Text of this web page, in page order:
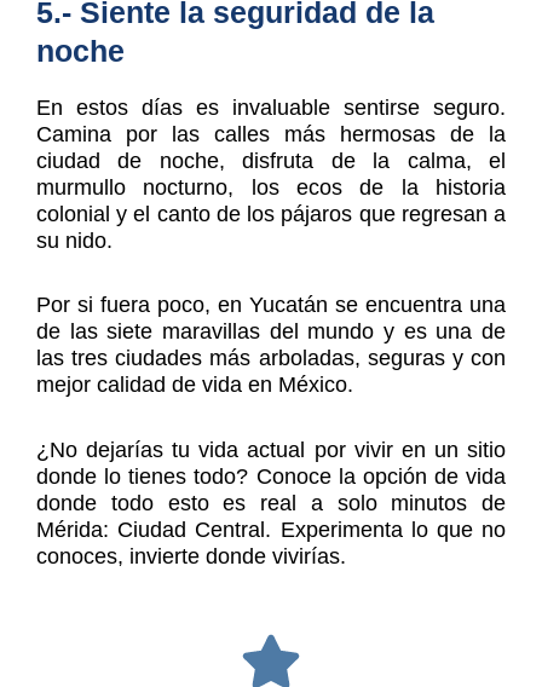
5.- Siente la seguridad de la
noche
En estos días es invaluable sentirse seguro.
Camina por las calles más hermosas de la
ciudad de noche, disfruta de la calma, el
murmullo nocturno, los ecos de la historia
colonial y el canto de los pájaros que regresan a
su nido.
Por si fuera poco, en Yucatán se encuentra una
de las siete maravillas del mundo y es una de
las tres ciudades más arboladas, seguras y con
mejor calidad de vida en México.
¿No dejarías tu vida actual por vivir en un sitio
donde lo tienes todo? Conoce la opción de vida
donde todo esto es real a solo minutos de
Mérida: Ciudad Central. Experimenta lo que no
conoces, invierte donde vivirías.